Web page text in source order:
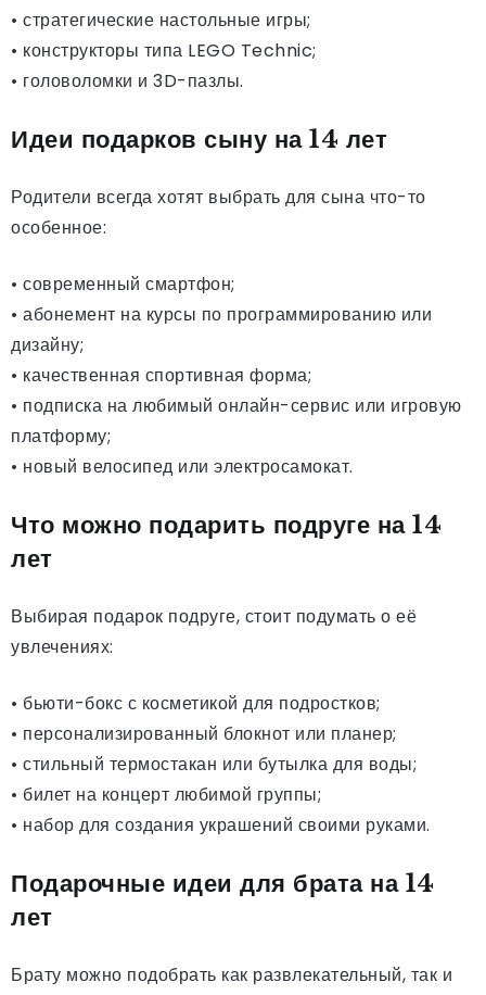
• стратегические настольные игры;
• конструкторы типа LEGO Technic;
• головоломки и 3D-пазлы.
Идеи подарков сыну на 14 лет
Родители всегда хотят выбрать для сына что-то
особенное:
• современный смартфон;
• абонемент на курсы по программированию или
дизайну;
• качественная спортивная форма;
• подписка на любимый онлайн-сервис или игровую
платформу;
• новый велосипед или электросамокат.
Что можно подарить подруге на 14
лет
Выбирая подарок подруге, стоит подумать о её
увлечениях:
• бьюти-бокс с косметикой для подростков;
• персонализированный блокнот или планер;
• стильный термостакан или бутылка для воды;
• билет на концерт любимой группы;
• набор для создания украшений своими руками.
Подарочные идеи для брата на 14
лет
Брату можно подобрать как развлекательный, так и